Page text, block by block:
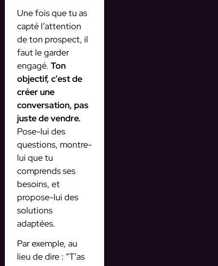
Une fois que tu as
capté l’attention
de ton prospect, il
faut le garder
engagé. Ton
objectif, c’est de
créer une
conversation, pas
juste de vendre.
Pose-lui des
questions, montre-
lui que tu
comprends ses
besoins, et
propose-lui des
solutions
adaptées.
Par exemple, au
lieu de dire : “T’as